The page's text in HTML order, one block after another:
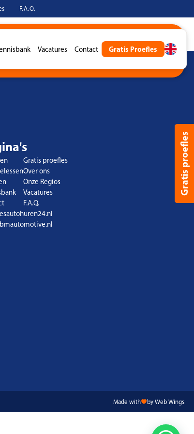
F.A.Q.
Vacatures Contact Gratis Proefles
Gratis proefles
Gratis proefles
Over ons
Onze Regios
Vacatures
F.A.Q.
Made with by Web Wings